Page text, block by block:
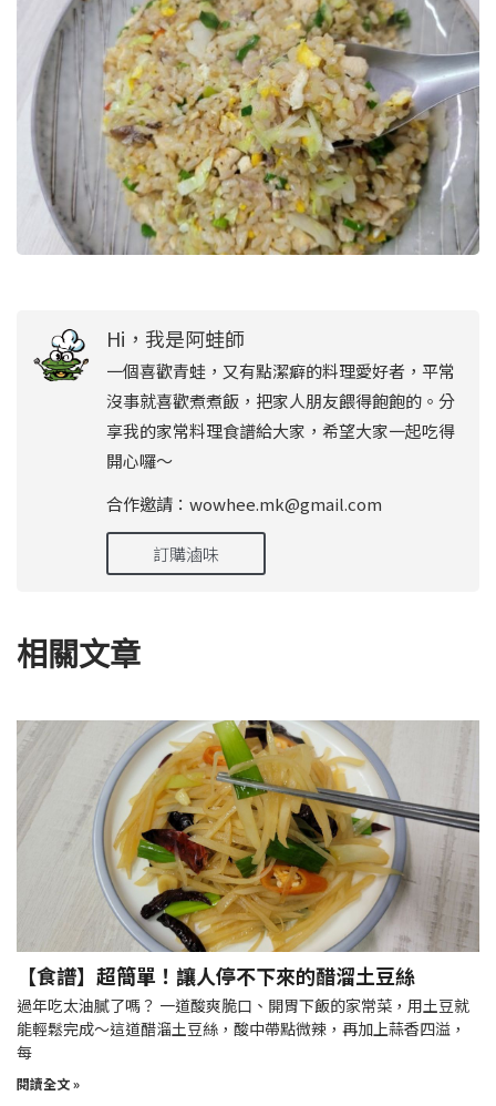
Hi，我是阿蛙師
一個喜歡青蛙，又有點潔癖的料理愛好者，平常
沒事就喜歡煮煮飯，把家人朋友餵得飽飽的。分
享我的家常料理食譜給大家，希望大家一起吃得
開心囉～
合作邀請：wowhee.mk@gmail.com
訂購滷味
相關文章
【食譜】超簡單！讓人停不下來的醋溜土豆絲
過年吃太油膩了嗎？ 一道酸爽脆口、開胃下飯的家常菜，用土豆就
能輕鬆完成～這道醋溜土豆絲，酸中帶點微辣，再加上蒜香四溢，
每
閱讀全文 »